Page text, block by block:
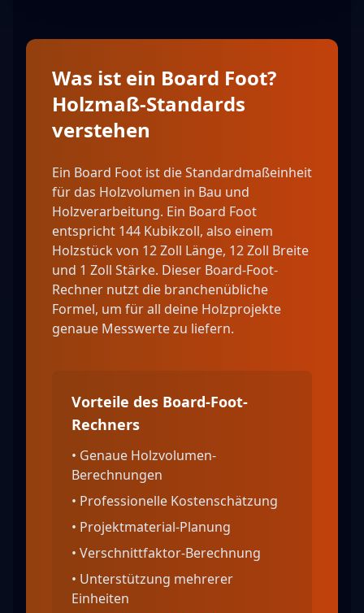
Was ist ein Board Foot?
Holzmaß-Standards
verstehen
Ein Board Foot ist die Standardmaßeinheit
für das Holzvolumen in Bau und
Holzverarbeitung. Ein Board Foot
entspricht 144 Kubikzoll, also einem
Holzstück von 12 Zoll Länge, 12 Zoll Breite
und 1 Zoll Stärke. Dieser Board-Foot-
Rechner nutzt die branchenübliche
Formel, um für all deine Holzprojekte
genaue Messwerte zu liefern.
Vorteile des Board-Foot-
Rechners
• Genaue Holzvolumen-
Berechnungen
• Professionelle Kostenschätzung
• Projektmaterial-Planung
• Verschnittfaktor-Berechnung
• Unterstützung mehrerer
Einheiten